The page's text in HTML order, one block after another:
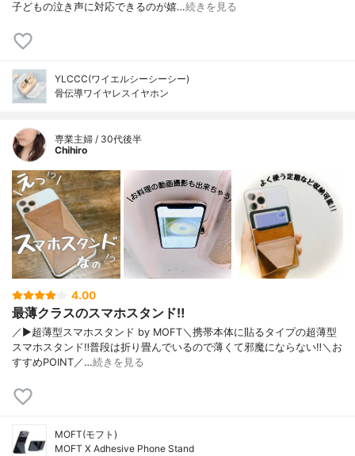
子どもの泣き声に対応できるのが嬉…続きを見る
YLCCC(ワイエルシーシーシー)
骨伝導ワイヤレスイヤホン
専業主婦 / 30代後半
Chihiro
4.00
最薄クラスのスマホスタンド‼︎
／▶︎超薄型スマホスタンド by MOFT＼携帯本体に貼るタイプの超薄型
スマホスタンド‼︎普段は折り畳んでいるので薄くて邪魔にならない‼︎＼お
すすめPOINT／…続きを見る
MOFT(モフト)
MOFT X Adhesive Phone Stand